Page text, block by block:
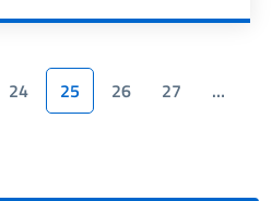
24 25 26 27
…